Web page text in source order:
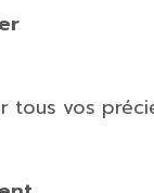
tous vos